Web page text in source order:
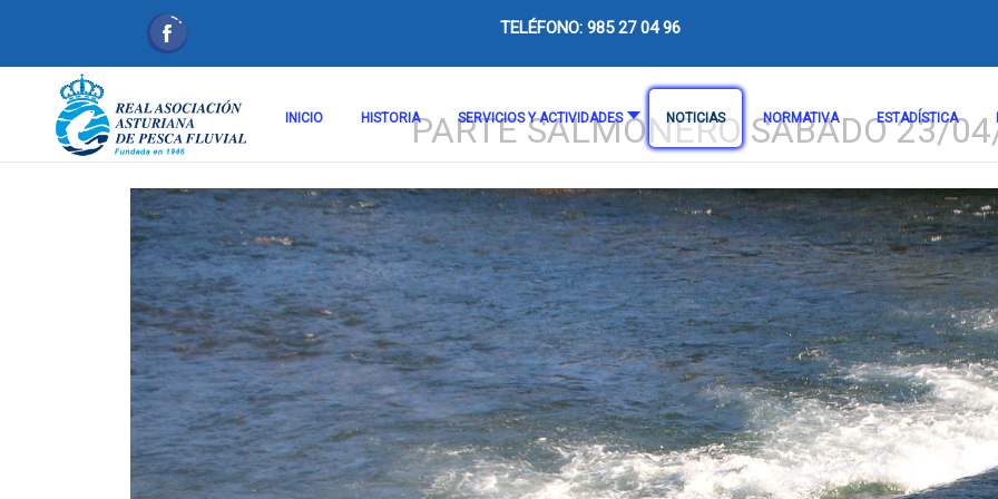
TELÉFONO: 985 27 04 96
INICIO HISTORIA SERVICIOS Y ACTIVIDADES NOTICIAS NORMATIVA ESTADÍSTICA
PARTE SALMONERO SÁBADO 23/